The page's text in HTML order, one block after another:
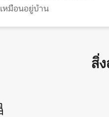
เหมือนอยู่บ้าน
สิ่